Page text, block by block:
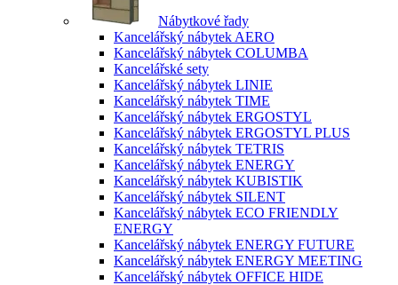
Nábytkové řady
Kancelářský nábytek AERO
Kancelářský nábytek COLUMBA
Kancelářské sety
Kancelářský nábytek LINIE
Kancelářský nábytek TIME
Kancelářský nábytek ERGOSTYL
Kancelářský nábytek ERGOSTYL PLUS
Kancelářský nábytek TETRIS
Kancelářský nábytek ENERGY
Kancelářský nábytek KUBISTIK
Kancelářský nábytek SILENT
Kancelářský nábytek ECO FRIENDLY
ENERGY
Kancelářský nábytek ENERGY FUTURE
Kancelářský nábytek ENERGY MEETING
Kancelářský nábytek OFFICE HIDE